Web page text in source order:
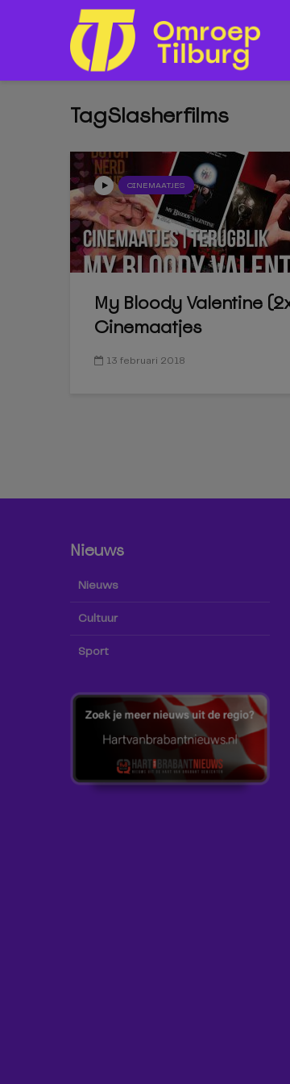
TagSlasherfilms
CINEMAATJES
My Bloody Valentine
Cinemaatjes
13 februari 2018
Nieuws
Nieuws
Cultuur
Sport